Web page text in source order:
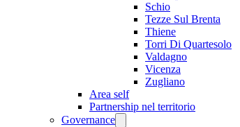
Schio
Tezze Sul Brenta
Thiene
Torri Di Quartesolo
Valdagno
Vicenza
Zugliano
Area self
Partnership nel territorio
Governance